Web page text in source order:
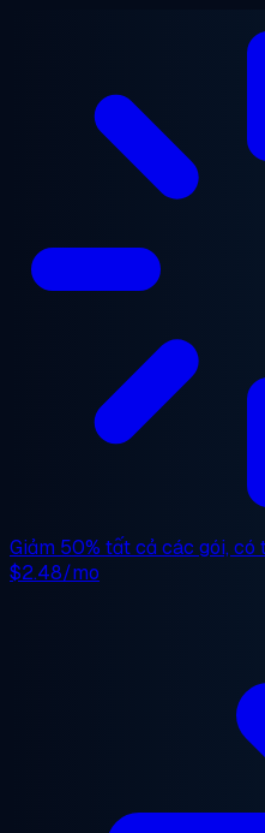
Giảm 50% tất cả các gói, có
$2.48/mo